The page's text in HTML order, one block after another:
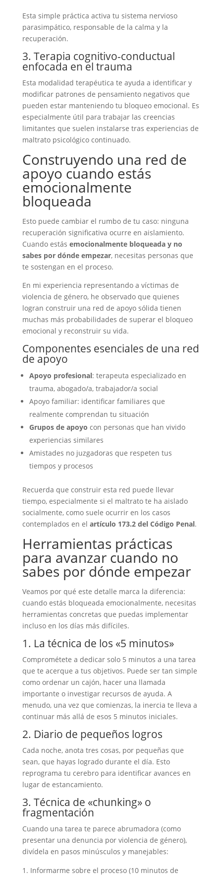
Esta simple práctica activa tu sistema nervioso
parasimpático, responsable de la calma y la
recuperación.
3. Terapia cognitivo-conductual
enfocada en el trauma
Esta modalidad terapéutica te ayuda a identificar y
modificar patrones de pensamiento negativos que
pueden estar manteniendo tu bloqueo emocional. Es
especialmente útil para trabajar las creencias
limitantes que suelen instalarse tras experiencias de
maltrato psicológico continuado.
Construyendo una red de
apoyo cuando estás
emocionalmente
bloqueada
Esto puede cambiar el rumbo de tu caso: ninguna
recuperación significativa ocurre en aislamiento.
Cuando estás emocionalmente bloqueada y no
sabes por dónde empezar, necesitas personas que
te sostengan en el proceso.
En mi experiencia representando a víctimas de
violencia de género, he observado que quienes
logran construir una red de apoyo sólida tienen
muchas más probabilidades de superar el bloqueo
emocional y reconstruir su vida.
Componentes esenciales de una red
de apoyo
Apoyo profesional: terapeuta especializado en
trauma, abogado/a, trabajador/a social
Apoyo familiar: identificar familiares que
realmente comprendan tu situación
Grupos de apoyo con personas que han vivido
experiencias similares
Amistades no juzgadoras que respeten tus
tiempos y procesos
Recuerda que construir esta red puede llevar
tiempo, especialmente si el maltrato te ha aislado
socialmente, como suele ocurrir en los casos
contemplados en el artículo 173.2 del Código Penal.
Herramientas prácticas
para avanzar cuando no
sabes por dónde empezar
Veamos por qué este detalle marca la diferencia:
cuando estás bloqueada emocionalmente, necesitas
herramientas concretas que puedas implementar
incluso en los días más difíciles.
1. La técnica de los «5 minutos»
Comprométete a dedicar solo 5 minutos a una tarea
que te acerque a tus objetivos. Puede ser tan simple
como ordenar un cajón, hacer una llamada
importante o investigar recursos de ayuda. A
menudo, una vez que comienzas, la inercia te lleva a
continuar más allá de esos 5 minutos iniciales.
2. Diario de pequeños logros
Cada noche, anota tres cosas, por pequeñas que
sean, que hayas logrado durante el día. Esto
reprograma tu cerebro para identificar avances en
lugar de estancamiento.
3. Técnica de «chunking» o
fragmentación
Cuando una tarea te parece abrumadora (como
presentar una denuncia por violencia de género),
divídela en pasos minúsculos y manejables:
Informarme sobre el proceso (10 minutos de